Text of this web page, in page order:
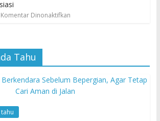
Komentar Dinonaktifkan
Tahu